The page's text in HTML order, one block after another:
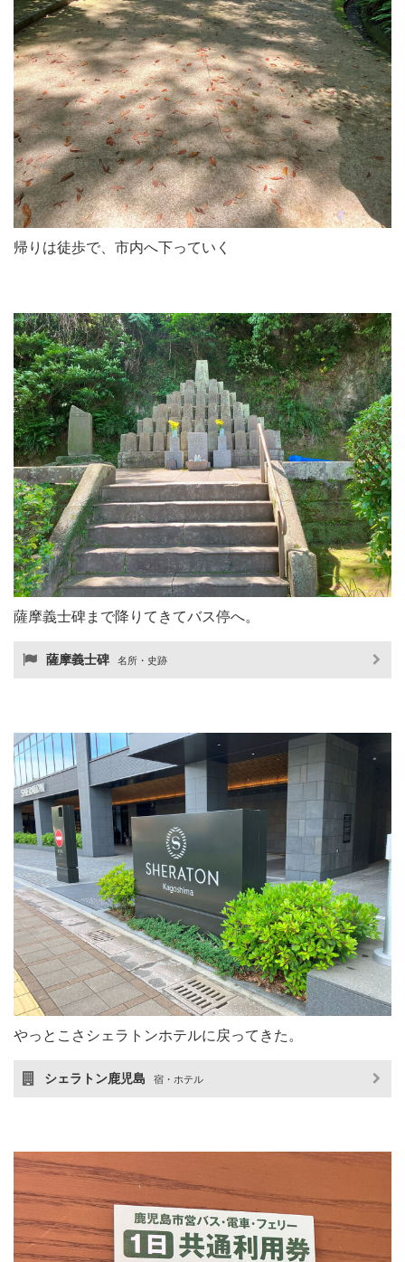
帰りは徒歩で、市内へ下っていく
薩摩義士碑まで降りてきてバス停へ。
薩摩義士碑 名所・史跡
やっとこさシェラトンホテルに戻ってきた。
シェラトン鹿児島 宿・ホテル